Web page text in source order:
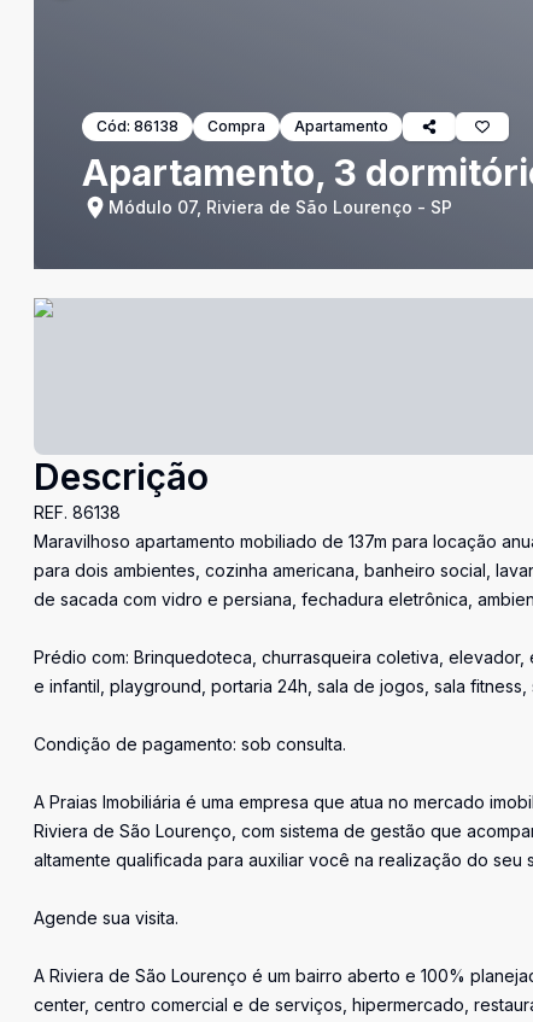
Cód: 86138 Compra Apartamento
Apartamento, 3
Módulo 07, Riviera de São Lourenço - SP
Descrição
REF. 86138
Maravilhoso apartamento mobiliado de 137m para locação
para dois ambientes, cozinha americana, banheiro social,
de sacada com vidro e persiana, fechadura eletrônica,
Prédio com: Brinquedoteca, churrasqueira coletiva,
e infantil, playground, portaria 24h, sala de jogos, sala
Condição de pagamento: sob consulta.
A Praias Imobiliária é uma empresa que atua no mercado
Riviera de São Lourenço, com sistema de gestão que
altamente qualificada para auxiliar você na realização do seu
Agende sua visita.
A Riviera de São Lourenço é um bairro aberto e 100%
center, centro comercial e de serviços, hipermercado,